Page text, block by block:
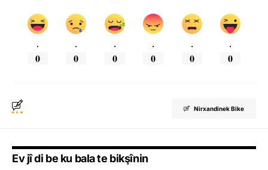
.
0
.
0
.
0
.
0
.
0
.
0
Nirxandinek Bike
Ev jî di be ku bala te bikşînin